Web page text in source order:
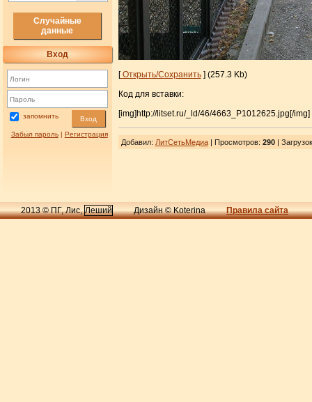
Случайные
данные
Вход
запомнить Вход
Забыл пароль| Регистрация
[Открыть/Сохранить] (257.3 Kb)
Код для вставки:
[img]http://litset.ru/_ld/46/4663_P1012625.jpg[/img]
Добавил: ЛитСетьМедиа| Просмотров: 290| Загрузок
2013 © ПГ, Лис,Леший Дизайн © Koterina Правила сайта